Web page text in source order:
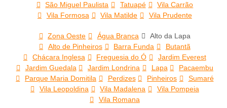
São Miguel Paulista
Tatuapé
Vila Carrão
Vila Formosa
Vila Matilde Vila Prudente
Zona Oeste Água Branca
Alto da Lapa
Alto de Pinheiros
Barra Funda
Butantã
Chácara Inglesa
Freguesia do Ó
Jardim Everest
Jardim Guedala
Jardim Londrina Lapa
Pacaembu
Parque Maria Domitila
Perdizes Pinheiros
Sumaré
Vila Leopoldina
Vila Madalena
Vila Pompeia
Vila Romana